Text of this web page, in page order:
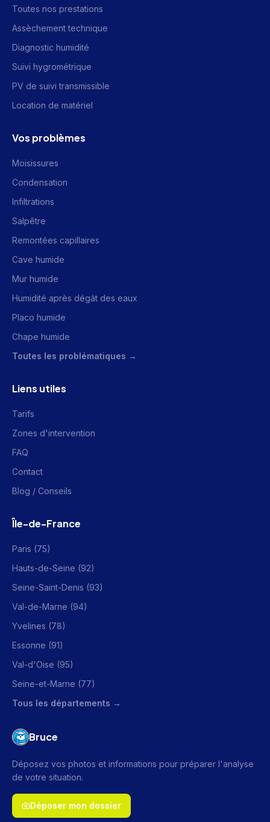
Toutes nos prestations
Assèchement technique
Diagnostic humidité
Suivi hygrométrique
PV de suivi transmissible
Location de matériel
Vos problèmes
Moisissures
Condensation
Infiltrations
Salpêtre
Remontées capillaires
Cave humide
Mur humide
Humidité après dégât des eaux
Placo humide
Chape humide
Toutes les problématiques →
Liens utiles
Tarifs
Zones d'intervention
FAQ
Contact
Blog / Conseils
Île-de-France
Paris (75)
Hauts-de-Seine (92)
Seine-Saint-Denis (93)
Val-de-Marne (94)
Yvelines (78)
Essonne (91)
Val-d'Oise (95)
Seine-et-Marne (77)
Tous les départements →
Bruce
Déposez vos photos et informations pour préparer l'analyse
de votre situation.
Déposer mon dossier